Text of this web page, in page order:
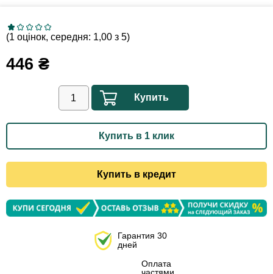
(1 оцінок, середня: 1,00 з 5)
446 ₴
Купить
Купить в 1 клик
Купить в кредит
Гарантия 30
дней
Оплата